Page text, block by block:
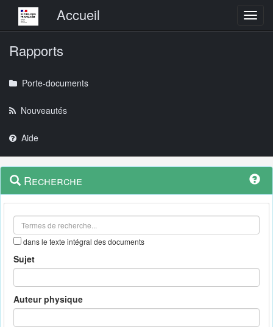
Menu principalAccueil
Rapports
Porte-documents
Nouveautés
Aide
Navigation
outils
Menu
contextuel
Recherche
dans le texte intégral des documents
Sujet
Auteur physique